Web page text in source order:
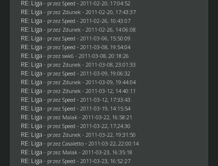
RE: Liga - przez Speed - 2011-02-20, 17:04:52
RE: Liga - przez Zdunek - 2011-02-20, 17:43:37
RE: Liga - przez Speed - 2011-02-26, 10:43:07
RE: Liga - przez Zdunek - 2011-02-26, 14:06:08
RE: Liga - przez Speed - 2011-03-06, 15:50:09
RE: Liga - przez Speed - 2011-03-08, 19:54:04
RE: Liga - przez swk6 - 2011-03-08, 20:18:26
RE: Liga - przez Zdunek - 2011-03-08, 23:01:33
RE: Liga - przez Speed - 2011-03-09, 19:06:32
RE: Liga - przez Zdunek - 2011-03-09, 19:44:04
RE: Liga - przez Zdunek - 2011-03-12, 14:40:11
RE: Liga - przez Speed - 2011-03-12, 17:33:43
RE: Liga - przez Speed - 2011-03-19, 14:15:54
RE: Liga - przez Malak - 2011-03-22, 16:58:21
RE: Liga - przez Speed - 2011-03-22, 17:24:30
RE: Liga - przez Zdunek - 2011-03-22, 19:31:50
RE: Liga - przez Casaletto- 2011-03-22, 22:00:14
RE: Liga - przez Malak - 2011-03-23, 16:35:18
RE: Liga - przez Speed - 2011-03-23, 16:52:27